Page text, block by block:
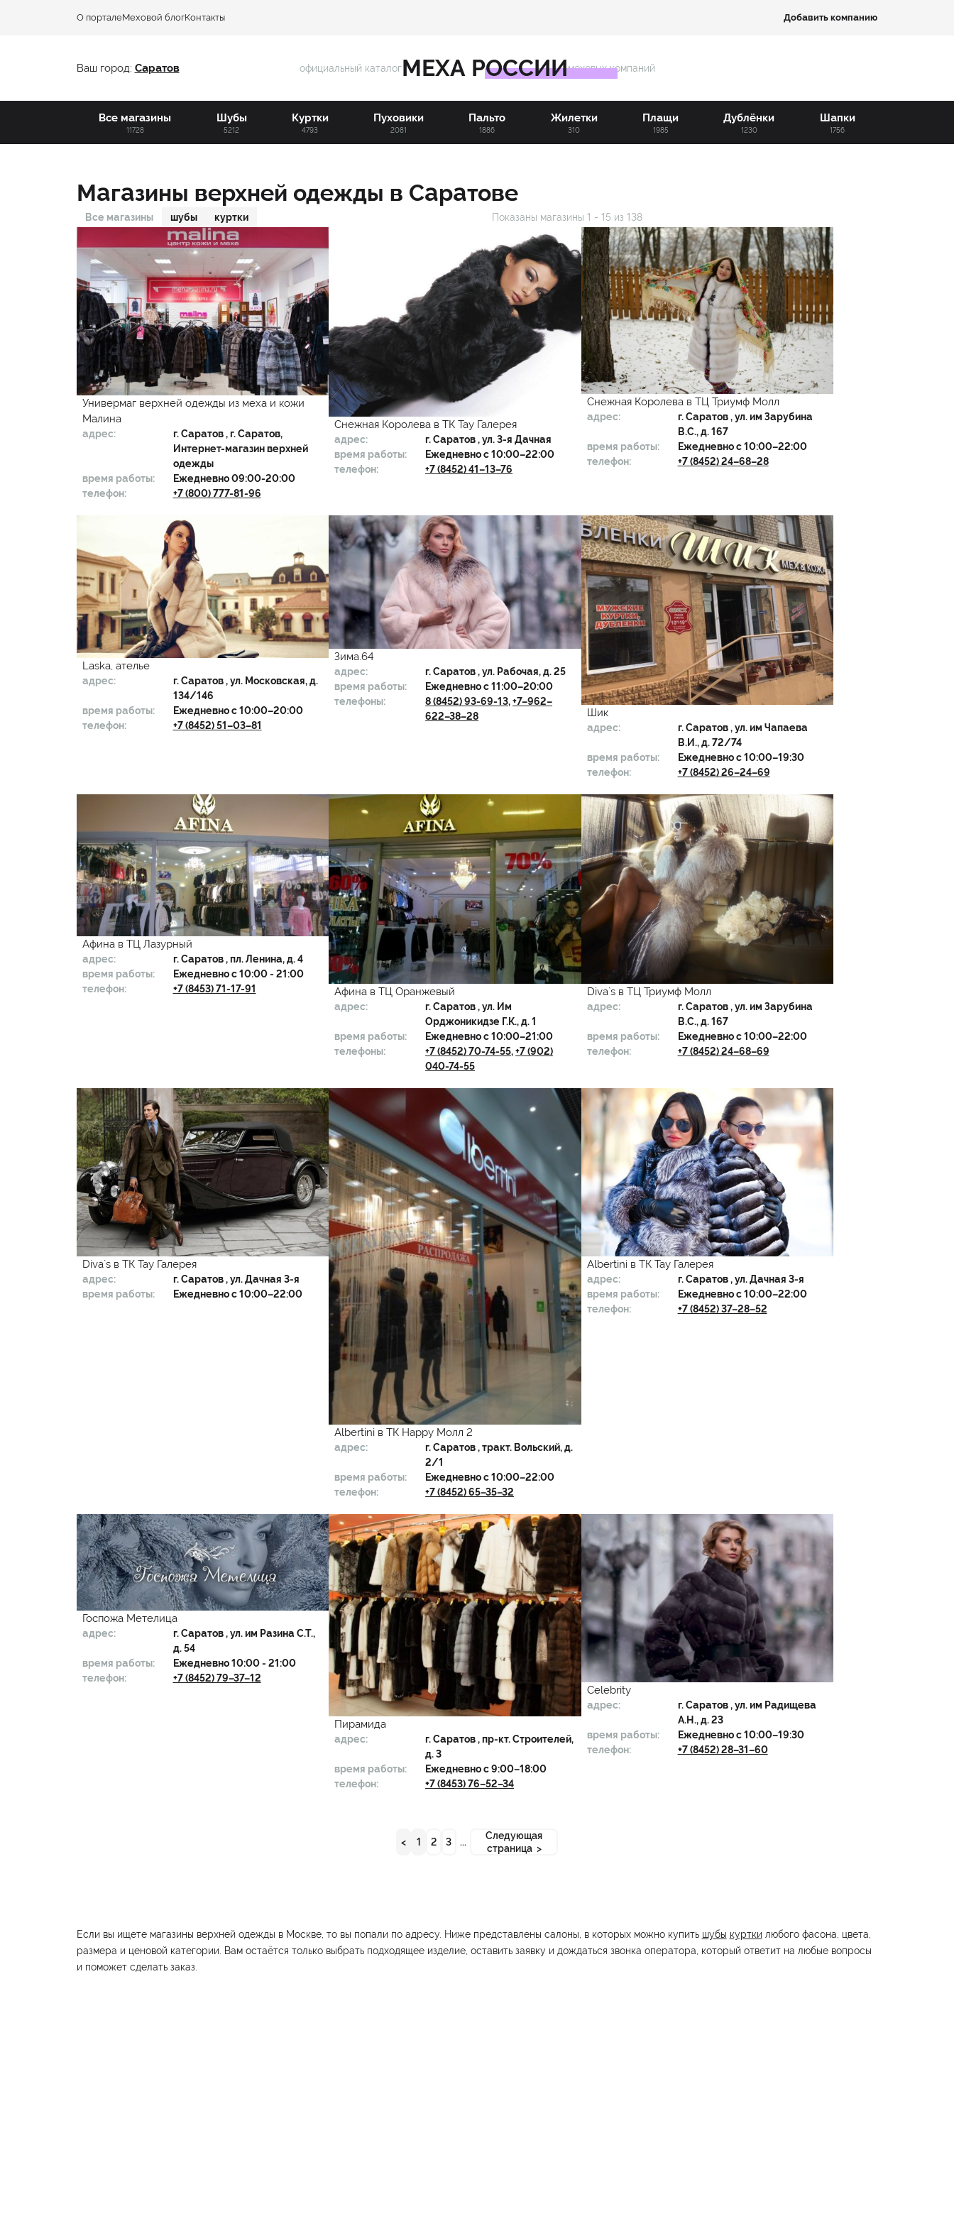
О порталеМеховой блогКонтакты Добавить компанию
Ваш город: Саратов официальный каталогМЕХА РОССИИмеховых компаний
Все магазины
11728
Шубы
5212
Куртки
4793
Пуховики
2081
Пальто
1886
Жилетки
310
Плащи
1985
Дублёнки
1230
Шапки
1756
Магазины верхней одежды в Саратове
Все магазины шубы куртки Показаны магазины 1 - 15 из 138
Универмаг верхней одежды из меха и кожи
Малина
адрес: г.Саратов , г. Саратов,
Интернет-магазин верхней
одежды
время работы:
Ежедневно 09:00-20:00
телефон:
+7 (800) 777-81-96
Снежная Королева в ТК Тау Галерея
адрес: г.Саратов, ул. 3-я Дачная
время работы:
Ежедневно с 10:00–22:00
телефон:
+7 (8452) 41–13–76
Снежная Королева в ТЦ Триумф Молл
адрес: г.Саратов , ул. им Зарубина
В.С., д. 167
время работы:
Ежедневно с 10:00–22:00
телефон:
+7 (8452) 24–68–28
Laska, ателье
адрес: г.Саратов , ул. Московская, д.
134/146
время работы:
Ежедневно с 10:00–20:00
телефон:
+7 (8452) 51–03–81
Зима.64
адрес: г.Саратов, ул. Рабочая, д. 25
время работы:
Ежедневно с 11:00–20:00
телефоны:
8 (8452) 93-69-13,+7–962–
622–38–28
Шик
адрес: г.Саратов , ул. им Чапаева
В.И., д. 72/74
время работы:
Ежедневно с 10:00–19:30
телефон:
+7 (8452) 26–24–69
Афина в ТЦ Лазурный
адрес: г.Саратов , пл. Ленина, д. 4
время работы:
Ежедневно с 10:00 - 21:00
телефон:
+7 (8453) 71-17-91 Афина в ТЦ Оранжевый
адрес: г.Саратов, ул. Им
Орджоникидзе Г.К., д. 1
время работы:
Ежедневно с 10:00–21:00
телефоны:
+7 (8452) 70-74-55,+7 (902)
040-74-55
Diva`s в ТЦ Триумф Молл
адрес: г.Саратов , ул. им Зарубина
В.С., д. 167
время работы:
Ежедневно с 10:00–22:00
телефон:
+7 (8452) 24–68–69
Diva`s в ТК Тау Галерея
адрес: г.Саратов , ул. Дачная 3-я
время работы:
Ежедневно с 10:00–22:00
Albertini в ТК Happy Молл 2
адрес: г.Саратов, тракт. Вольский, д.
2/1
время работы:
Ежедневно с 10:00–22:00
телефон:
+7 (8452) 65–35–32
Albertini в ТК Тау Галерея
адрес: г.Саратов , ул. Дачная 3-я
время работы:
Ежедневно с 10:00–22:00
телефон:
+7 (8452) 37–28–52
Госпожа Метелица
адрес: г.Саратов , ул. им Разина С.Т.,
д. 54
время работы:
Ежедневно 10:00 - 21:00
телефон:
+7 (8452) 79–37–12
Пирамида
адрес: г.Саратов, пр-кт. Строителей,
д. 3
время работы:
Ежедневно с 9:00–18:00
телефон:
+7 (8453) 76–52–34
Celebrity
адрес: г.Саратов , ул. им Радищева
А.Н., д. 23
время работы:
Ежедневно с 10:00–19:30
телефон:
+7 (8452) 28–31–60
< 1 2 3 ...
Следующая
страница >
Если вы ищете магазины верхней одежды в Москве, то вы попали по адресу. Ниже представлены салоны, в которых можно купить шубы куртки любого фасона, цвета,
размера и ценовой категории. Вам остаётся только выбрать подходящее изделие, оставить заявку и дождаться звонка оператора, который ответит на любые вопросы
и поможет сделать заказ.